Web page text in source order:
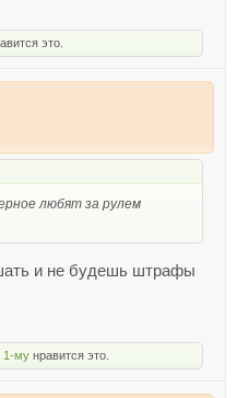
это.
любят за рулем
и не будешь штрафы
1-му нравится это.